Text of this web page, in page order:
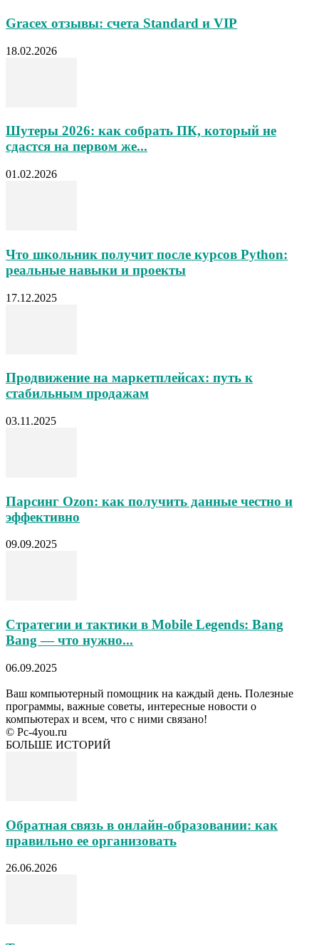
Gracex отзывы: счета Standard и VIP
18.02.2026
Шутеры 2026: как собрать ПК, который не
сдастся на первом же...
01.02.2026
Что школьник получит после курсов Python:
реальные навыки и проекты
17.12.2025
Продвижение на маркетплейсах: путь к
стабильным продажам
03.11.2025
Парсинг Ozon: как получить данные честно и
эффективно
09.09.2025
Стратегии и тактики в Mobile Legends: Bang
Bang — что нужно...
06.09.2025
Ваш компьютерный помощник на каждый день. Полезные
программы, важные советы, интересные новости о
компьютерах и всем, что с ними связано!
© Pc-4you.ru
БОЛЬШЕ ИСТОРИЙ
Обратная связь в онлайн-образовании: как
правильно ее организовать
26.06.2026